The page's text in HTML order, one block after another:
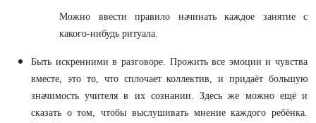
Можно ввести правило начинать каждое занятие с
какого-нибудь ритуала.
Быть искренними в разговоре. Прожить все эмоции и чувства
вместе, это то, что сплочает коллектив, и придаёт большую
значимость учителя в их сознании. Здесь же можно ещё и
сказать о том, чтобы выслушивать мнение каждого ребёнка.